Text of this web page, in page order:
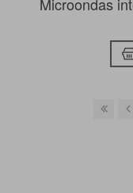
Microondas